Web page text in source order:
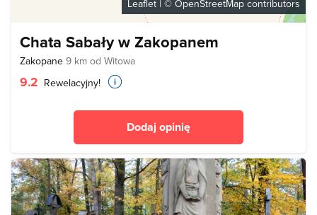
Leaflet | © OpenStreetMap contributors
Chata Sabały w Zakopanem
Zakopane 9 km od Witowa
9.2 Rewelacyjny!
Dodaj opinię